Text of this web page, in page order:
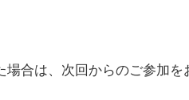
合は、次回からのご参加を